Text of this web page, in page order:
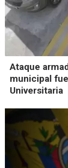
Ataque
municipal
Universitaria